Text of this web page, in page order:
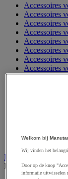
Accessoires
Accessoires
Accessoires
Accessoires
Accessoires
Accessoires
Accessoires
Accessoires
Accessoires
Accessoires
Elektrische
Bekijk de hele
Welkom bij
Wij vinden het
Door op de knop
informatie uitwisselen